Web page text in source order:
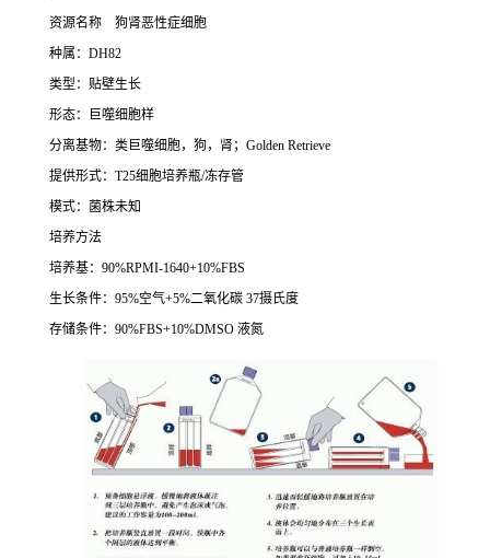
资源名称 狗肾恶性症细胞
种属： DH82
类型：贴壁生长
形态：巨噬细胞样
分离基物：类巨噬细胞，狗，肾； Golden Retrieve
提供形式： T25细胞培养瓶/冻存管
模式：菌株未知
培养方法
培养基： 90%RPMI-1640+10%FBS
生长条件： 95%空气+5%二氧化碳 37摄氏度
存储条件： 90%FBS+10%DMSO 液氮